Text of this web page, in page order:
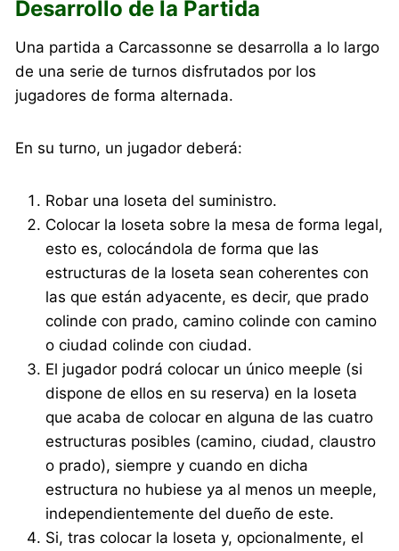
Desarrollo de la Partida
Una partida a Carcassonne se desarrolla a lo largo
de una serie de turnos disfrutados por los
jugadores de forma alternada.
En su turno, un jugador deberá:
Robar una loseta del suministro.
Colocar la loseta sobre la mesa de forma legal,
esto es, colocándola de forma que las
estructuras de la loseta sean coherentes con
las que están adyacente, es decir, que prado
colinde con prado, camino colinde con camino
o ciudad colinde con ciudad.
El jugador podrá colocar un único meeple (si
dispone de ellos en su reserva) en la loseta
que acaba de colocar en alguna de las cuatro
estructuras posibles (camino, ciudad, claustro
o prado), siempre y cuando en dicha
estructura no hubiese ya al menos un meeple,
independientemente del dueño de este.
Si, tras colocar la loseta y, opcionalmente, el